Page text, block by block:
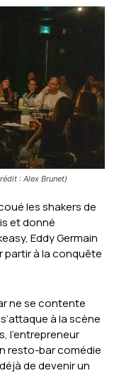
: Alex Brunet)
les shakers de
et donné
Eddy Germain
partir à la conquête
ne se contente
à la scène
l’entrepreneur
resto-bar comédie
de devenir un